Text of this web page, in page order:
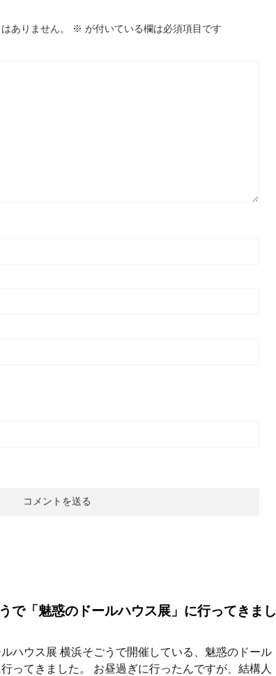
ありません。 ※ が付いている欄は必須項目です
で「魅惑のドールハウス展」に行ってきまし
ハウス展 横浜そごうで開催している、魅惑のドール
ってきました。 お昼過ぎに行ったんですが、結構人